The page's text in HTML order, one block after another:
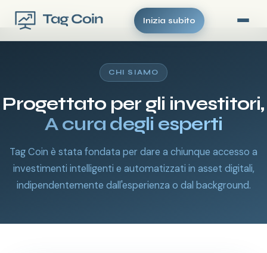
Inizia subito
Casa Chi siamo
CHI SIAMO
Progettato per gli investitori,
A cura degli esperti
Tag Coin è stata fondata per dare a chiunque accesso a
investimenti intelligenti e automatizzati in asset digitali,
indipendentemente dall'esperienza o dal background.